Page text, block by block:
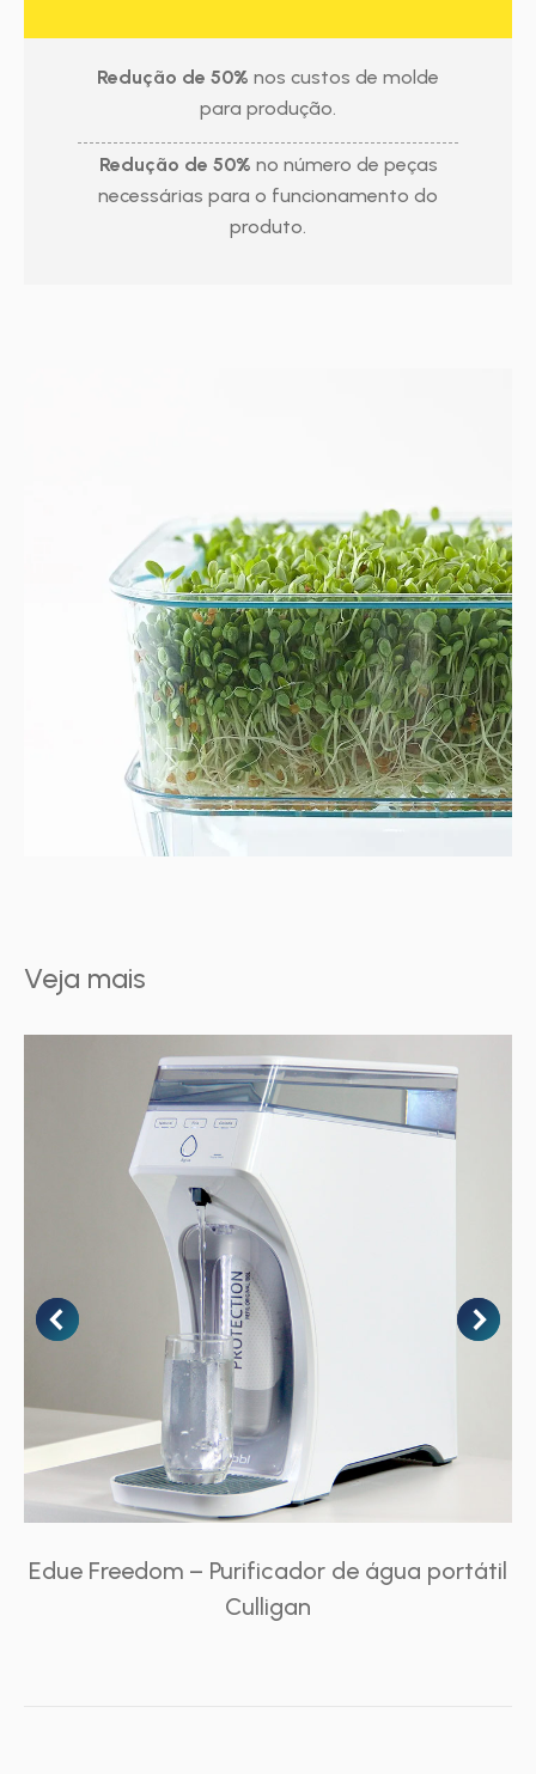
Redução de 50% nos custos de molde
para produção.
Redução de 50% no número de peças
necessárias para o funcionamento do
produto.
Veja mais
Edue Freedom – Purificador de água portátil
Culligan